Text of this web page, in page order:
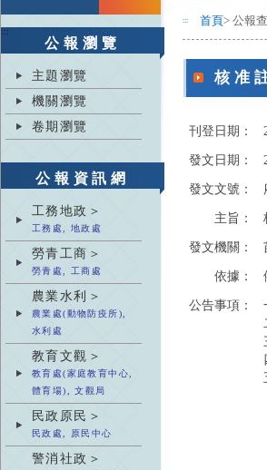
:::
公報瀏覽
主題瀏覽
機關瀏覽
卷期瀏覽
公報資訊網
工務地政＞
工務處, 地政處
勞青工商＞
勞青處, 工商處
農業水利＞
農業處(動物防疫所),
水利處
教育文觀＞
教育處(家庭教育中心,
體育場), 文觀局
民政原民＞
民政處, 原民中心
警消社政＞
::: 首頁> 公報
核准
刊登日期：
發文日期：
發文文號：
主旨：
發文機關：
依據：
公告事項：